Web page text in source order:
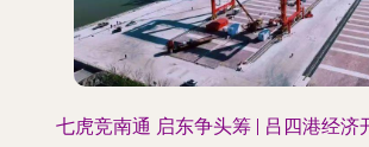
七虎竞南通 启东争头筹 | 吕四港经济